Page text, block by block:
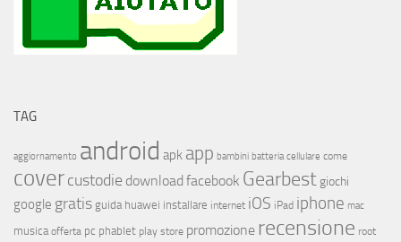
TAG
aggiornamento android apk app bambini batteria cellulare come
covercustodie download facebook Gearbest giochi
google gratis guida huawei installare internet iOS iPad iphone mac
musica offerta pc phablet play store promozione recensione root